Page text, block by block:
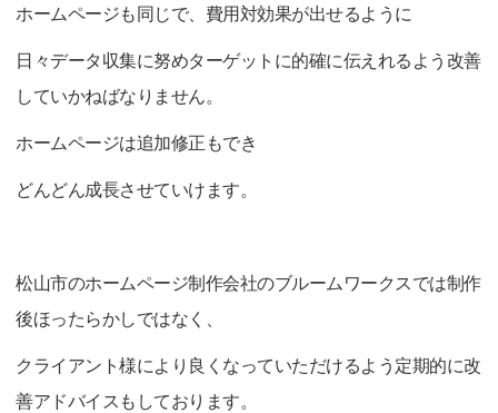
ホームページも同じで、費用対効果が出せるように
日々データ収集に努めターゲットに的確に伝えれるよう改善
していかねばなりません。
ホームページは追加修正もでき
どんどん成長させていけます。
松山市のホームページ制作会社のブルームワークスでは制作
後ほったらかしではなく、
クライアント様により良くなっていただけるよう定期的に改
善アドバイスもしております。